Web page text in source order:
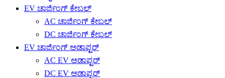
EV ಚಾರ್ಜಿಂಗ್ ಕೇಬಲ್
AC ಚಾರ್ಜಿಂಗ್ ಕೇಬಲ್
DC ಚಾರ್ಜಿಂಗ್ ಕೇಬಲ್
EV ಚಾರ್ಜಿಂಗ್ ಅಡಾಪ್ಟರ್
AC EV ಅಡಾಪ್ಟರ್
DC EV ಅಡಾಪ್ಟರ್